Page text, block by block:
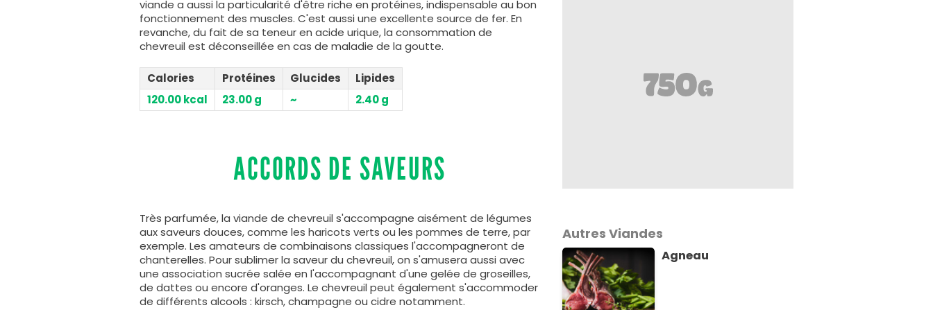
viande a aussi la particularité d'être riche en protéines, indispensable au bon
fonctionnement des muscles. C'est aussi une excellente source de fer. En
revanche, du fait de sa teneur en acide urique, la consommation de
chevreuil est déconseillée en cas de maladie de la goutte.
Calories Protéines Glucides
Lipides
120.00 kcal
23.00 g ~ 2.40 g
ACCORDS DE SAVEURS
Très parfumée, la viande de chevreuil s'accompagne aisément de légumes
aux saveurs douces, comme les haricots verts ou les pommes de terre, par
exemple. Les amateurs de combinaisons classiques l'accompagneront de
chanterelles. Pour sublimer la saveur du chevreuil, on s'amusera aussi avec
une association sucrée salée en l'accompagnant d'une gelée de groseilles,
de dattes ou encore d'oranges. Le chevreuil peut également s'accommoder
de différents alcools : kirsch, champagne ou cidre notamment.
Autres Viandes
Agneau